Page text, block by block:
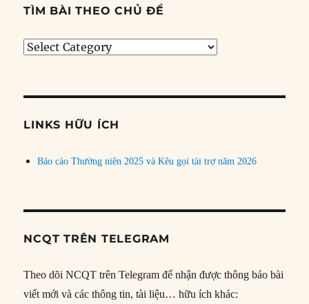
TÌM BÀI THEO CHỦ ĐỀ
Tìm
đề
LINKS HỮU ÍCH
Báo cáo Thường niên 2025 và Kêu gọi tài trợ năm 2026
NCQT TRÊN TELEGRAM
Theo dõi NCQT trên Telegram để nhận được thông báo bài
viết mới và các thông tin, tài liệu… hữu ích khác: